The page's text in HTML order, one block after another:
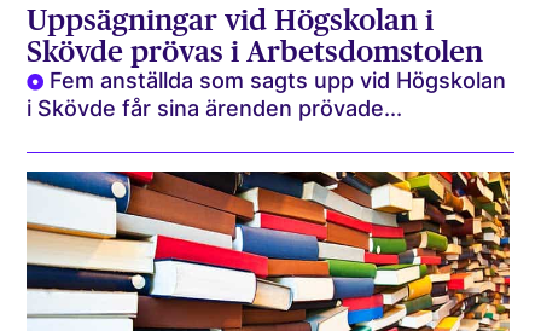
Uppsägningar vid Högskolan i
Skövde prövas i Arbetsdomstolen
Fem anställda som sagts upp vid Högskolan
i Skövde får sina ärenden prövade...